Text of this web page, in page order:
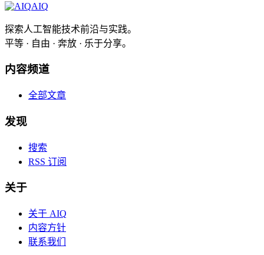
AIQ
探索人工智能技术前沿与实践。
平等 · 自由 · 奔放 · 乐于分享。
内容频道
全部文章
发现
搜索
RSS 订阅
关于
关于 AIQ
内容方针
联系我们